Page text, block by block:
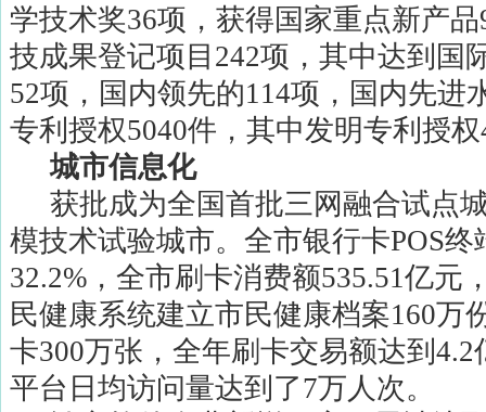
学技术奖36项，获得国家重点新产品
技成果登记项目 242项，其中达到国
52项，国内领先的114项，国内先进
专利授权5040件，其中发明专利授权
城市信息化
获批成为全国首批三网融合试点
模技术试验城市。全市银行卡POS终
32.2% ，全市刷卡消费额535.51亿元
民健康系统建立市民健康档案160万
卡300万张，全年刷卡交易额达到 4.2
平台日均访问量达到了7万人次。